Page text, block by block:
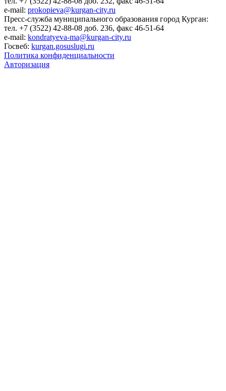
e-mail: prokopieva@kurgan-city.ru
Пресс-служба муниципального образования город Курган:
тел. +7 (3522) 42-88-08 доб. 236, факс 46-51-64
e-mail: kondratyeva-ma@kurgan-city.ru
Госвеб: kurgan.gosuslugi.ru
Политика конфиденциальности
Авторизация